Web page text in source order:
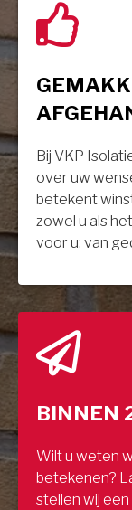
Bij VKP
over uw
betekent
zowel u als
voor u: van
BINNEN
Wilt u weten
betekenen?
stellen wij